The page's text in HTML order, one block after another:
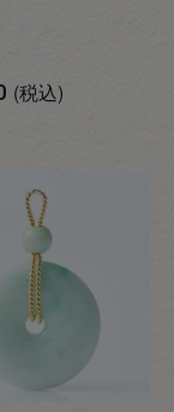
税込